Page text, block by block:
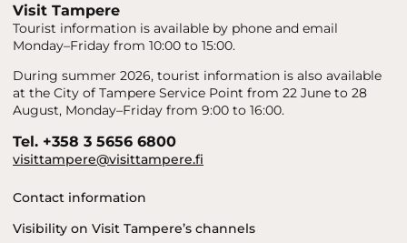
Visit Tampere
Tourist information is available by phone and email
Monday–Friday from 10:00 to 15:00.
During summer 2026, tourist information is also available
at the City of Tampere Service Point from 22 June to 28
August, Monday–Friday from 9:00 to 16:00.
Tel. +358 3 5656 6800
visittampere@visittampere.fi
Contact information
Visibility on Visit Tampere’s channels